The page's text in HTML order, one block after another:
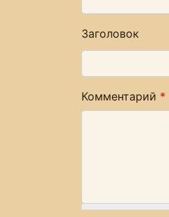
Заголовок
Комментарий *